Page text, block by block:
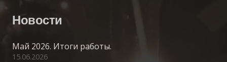
Новости
Май 2026. Итоги работы.
15.06.2026